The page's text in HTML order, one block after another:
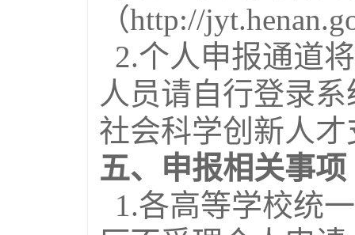
（http://
2.个人申报通道
人员请自行登录
社会科学创新人
五、申报相关事项
1.各高等学校统